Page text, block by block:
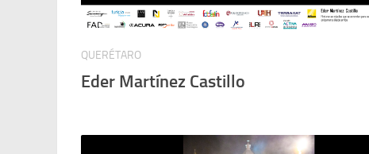
QUERÉTARO
Eder Martínez Castillo